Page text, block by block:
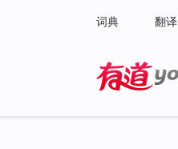
词典 翻译